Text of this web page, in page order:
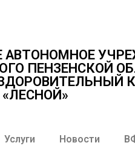
ПЕНЗЕНСКОЙ
«ЛЕСНОЙ»
Услуги Новости